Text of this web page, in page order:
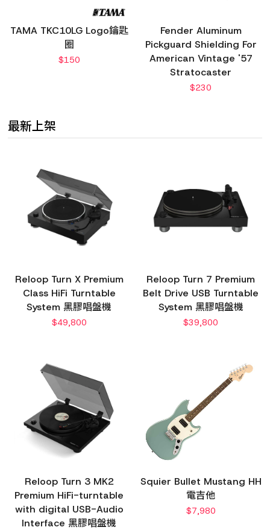
TAMA TKC10LG Logo鑰匙
圈
$150
Fender Aluminum
Pickguard Shielding For
American Vintage '57
Stratocaster
$230
最新上架
Reloop Turn X Premium
Class HiFi Turntable
System 黑膠唱盤機
$49,800
Reloop Turn 7 Premium
Belt Drive USB Turntable
System 黑膠唱盤機
$39,800
Reloop Turn 3 MK2
Premium HiFi-turntable
with digital USB-Audio
Interface 黑膠唱盤機
Squier Bullet Mustang HH
電吉他
$7,980